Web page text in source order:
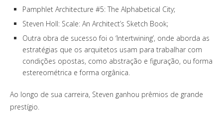
Pamphlet Architecture #5: The Alphabetical City;
Steven Holl: Scale: An Architect’s Sketch Book;
Outra obra de sucesso foi o ‘Intertwining’, onde aborda as
estratégias que os arquitetos usam para trabalhar com
condições opostas, como abstração e figuração, ou forma
estereométrica e forma orgânica.
Ao longo de sua carreira, Steven ganhou prêmios de grande
prestígio.